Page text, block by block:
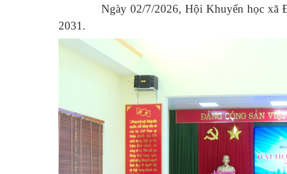
Ngày 02/7/2026, Hội Khuyến học
2031.